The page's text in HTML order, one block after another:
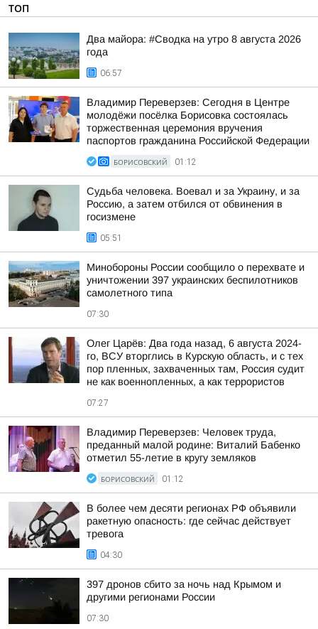
ТОП
Два майора: #Сводка на утро 8 августа 2026
года
06:57
Владимир Переверзев: Сегодня в Центре
молодёжи посёлка Борисовка состоялась
торжественная церемония вручения
паспортов гражданина Российской Федерации
БОРИСОВСКИЙ 01:12
Судьба человека. Воевал и за Украину, и за
Россию, а затем отбился от обвинения в
госизмене
05:51
Минобороны России сообщило о перехвате и
уничтожении 397 украинских беспилотников
самолетного типа
07:30
Олег Царёв: Два года назад, 6 августа 2024-
го, ВСУ вторглись в Курскую область, и с тех
пор пленных, захваченных там, Россия судит
не как военнопленных, а как террористов
07:27
Владимир Переверзев: Человек труда,
преданный малой родине: Виталий Бабенко
отметил 55-летие в кругу земляков
БОРИСОВСКИЙ 01:12
В более чем десяти регионах РФ объявили
ракетную опасность: где сейчас действует
тревога
04:30
397 дронов сбито за ночь над Крымом и
другими регионами России
07:30